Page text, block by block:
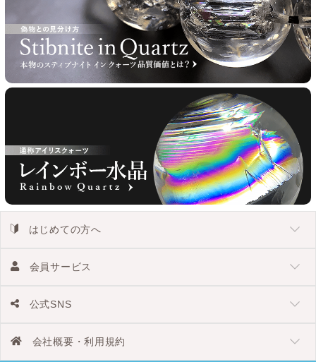
はじめての方へ
会員サービス
公式SNS
会社概要・利用規約